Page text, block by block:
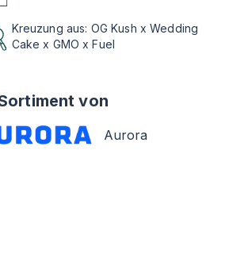
Kreuzung aus: OG Kush x Wedding
Cake x GMO x Fuel
von
Aurora